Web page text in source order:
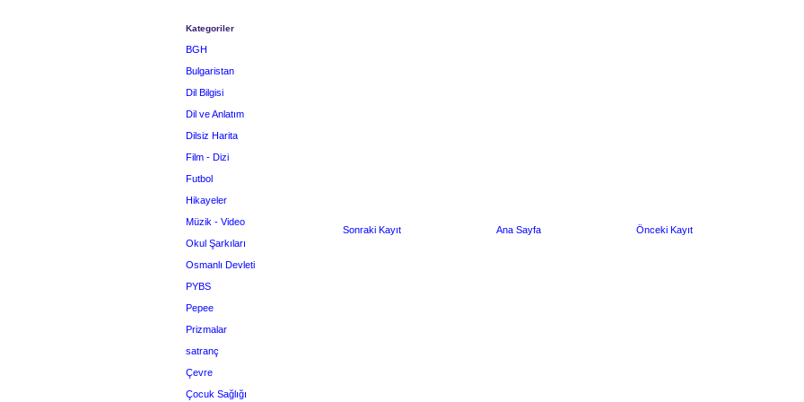
Sonraki Kayıt Önceki Kayıt
Ana Sayfa
Kategoriler
BGH
Bulgaristan
Dil Bilgisi
Dil ve Anlatım
Dilsiz Harita
Film - Dizi
Futbol
Hikayeler
Müzik - Video
Okul Şarkıları
Osmanlı Devleti
PYBS
Pepee
Prizmalar
satranç
Çevre
Çocuk Sağlığı